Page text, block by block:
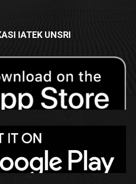
IATEK UNSRI